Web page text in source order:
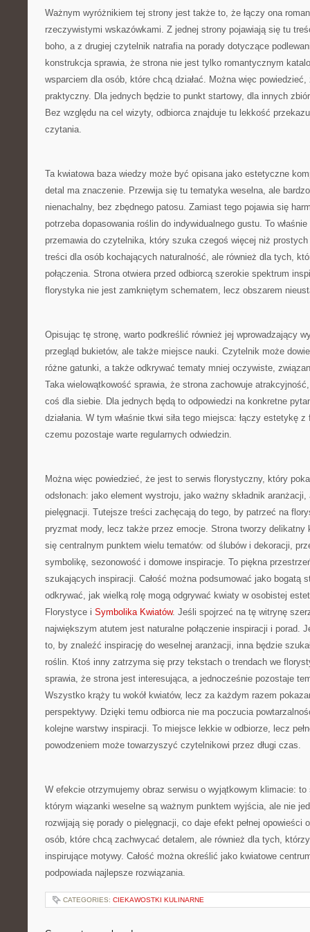
Ważnym wyróżnikiem tej strony jest także to, że łączy ona
rzeczywistymi wskazówkami. Z jednej strony pojawiają się tu
boho, a z drugiej czytelnik natrafia na porady dotyczące
konstrukcja sprawia, że strona nie jest tylko romantycznym
wsparciem dla osób, które chcą działać. Można więc
praktyczny. Dla jednych będzie to punkt startowy, dla innych
Bez względu na cel wizyty, odbiorca znajduje tu lekkość
czytania.
Ta kwiatowa baza wiedzy może być opisana jako estetyczne
detal ma znaczenie. Przewija się tu tematyka weselna, ale
nienachalny, bez zbędnego patosu. Zamiast tego pojawia się
potrzeba dopasowania roślin do indywidualnego gustu. To
przemawia do czytelnika, który szuka czegoś więcej niż
treści dla osób kochających naturalność, ale również dla tych,
połączenia. Strona otwiera przed odbiorcą szerokie spektrum
florystyka nie jest zamkniętym schematem, lecz obszarem
Opisując tę stronę, warto podkreślić również jej wprowadzający
przegląd bukietów, ale także miejsce nauki. Czytelnik może
różne gatunki, a także odkrywać tematy mniej oczywiste,
Taka wielowątkowość sprawia, że strona zachowuje
coś dla siebie. Dla jednych będą to odpowiedzi na konkretne
działania. W tym właśnie tkwi siła tego miejsca: łączy estetykę
czemu pozostaje warte regularnych odwiedzin.
Można więc powiedzieć, że jest to serwis florystyczny, który
odsłonach: jako element wystroju, jako ważny składnik
pielęgnacji. Tutejsze treści zachęcają do tego, by patrzeć na
pryzmat mody, lecz także przez emocje. Strona tworzy
się centralnym punktem wielu tematów: od ślubów i dekoracji,
symbolikę, sezonowość i domowe inspiracje. To piękna
szukających inspiracji. Całość można podsumować jako bogatą
odkrywać, jak wielką rolę mogą odgrywać kwiaty w osobistej
Florystyce i Symbolika Kwiatów. Jeśli spojrzeć na tę witrynę
największym atutem jest naturalne połączenie inspiracji i porad.
to, by znaleźć inspirację do weselnej aranżacji, inna będzie
roślin. Ktoś inny zatrzyma się przy tekstach o trendach we
sprawia, że strona jest interesująca, a jednocześnie pozostaje
Wszystko krąży tu wokół kwiatów, lecz za każdym razem
perspektywy. Dzięki temu odbiorca nie ma poczucia
kolejne warstwy inspiracji. To miejsce lekkie w odbiorze, lecz
powodzeniem może towarzyszyć czytelnikowi przez długi czas.
W efekcie otrzymujemy obraz serwisu o wyjątkowym klimacie: to
którym wiązanki weselne są ważnym punktem wyjścia, ale nie
rozwijają się porady o pielęgnacji, co daje efekt pełnej opowieści
osób, które chcą zachwycać detalem, ale również dla tych,
inspirujące motywy. Całość można określić jako kwiatowe
podpowiada najlepsze rozwiązania.
CATEGORIES: CIEKAWOSTKI KULINARNE